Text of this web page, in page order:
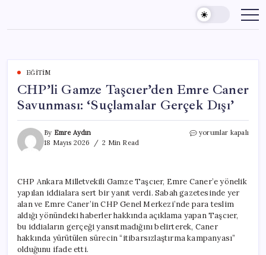
content
EĞITIM
CHP’li Gamze Taşcıer’den Emre Caner
Savunması: ‘Suçlamalar Gerçek Dışı’
By Emre Aydın
18 Mayıs 2026
2 Min Read
CHP’li
Savunması:
‘Suçlamalar
Gerçek
Dışı’
için
yorumlar kapalı
CHP Ankara Milletvekili Gamze Taşcıer, Emre Caner’e yönelik
yapılan iddialara sert bir yanıt verdi. Sabah gazetesinde yer
alan ve Emre Caner’in CHP Genel Merkezi’nde para teslim
aldığı yönündeki haberler hakkında açıklama yapan Taşcıer,
bu iddiaların gerçeği yansıtmadığını belirterek, Caner
hakkında yürütülen sürecin “itibarsızlaştırma kampanyası”
olduğunu ifade etti.